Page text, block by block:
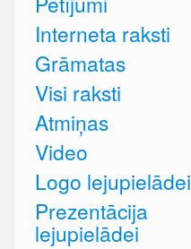
Interneta raksti
Grāmatas
Visi raksti
Atmiņas
Video
Logo lejupielādei
Prezentācija
lejupielādei